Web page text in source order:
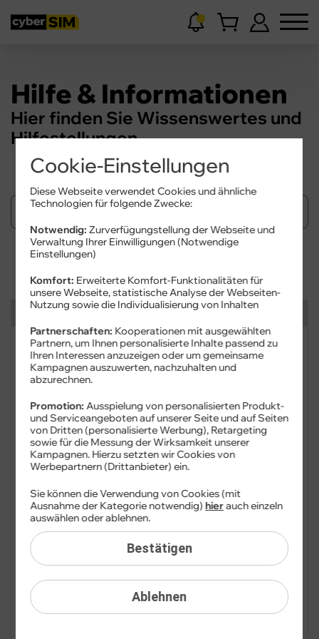
Hilfe & Informationen
Hier finden Sie Wissenswertes und
Hilfestellungen.
Kategorien
FAQ: Am häufigsten gesucht
Festnetz
Festnetz-Geräte
Kundendaten
Anschlussadresse
Datenauskunft
Cookie-Einstellungen
Diese Webseite verwendet Cookies und ähnliche
Technologien für folgende Zwecke:
Notwendig: Zurverfügungstellung der Webseite und
Verwaltung Ihrer Einwilligungen (Notwendige
Einstellungen)
Komfort: Erweiterte Komfort-Funktionalitäten für
unsere Webseite, statistische Analyse der Webseiten-
Nutzung sowie die Individualisierung von Inhalten
Partnerschaften: Kooperationen mit ausgewählten
Partnern, um Ihnen personalisierte Inhalte passend zu
Ihren Interessen anzuzeigen oder um gemeinsame
Kampagnen auszuwerten, nachzuhalten und
abzurechnen.
Promotion:Ausspielung von personalisierten Produkt-
und Serviceangeboten auf unserer Seite und auf Seiten
von Dritten (personalisierte Werbung), Retargeting
sowie für die Messung der Wirksamkeit unserer
Kampagnen. Hierzu setzten wir Cookies von
Werbepartnern (Drittanbieter) ein.
Ablehnen
Sie können die Verwendung von Cookies (mit
Ausnahme der Kategorie notwendig)hierauch einzeln
auswählen oder ablehnen.
Bestätigen